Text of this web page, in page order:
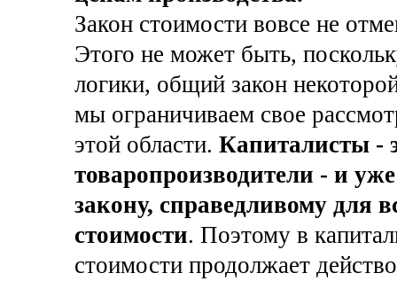
Закон стоимости вовсе не
Этого не может быть,
логики, общий закон
мы ограничиваем свое
этой области. Капиталисты
товаропроизводители - и
закону, справедливому для
стоимости. Поэтому в
стоимости продолжает